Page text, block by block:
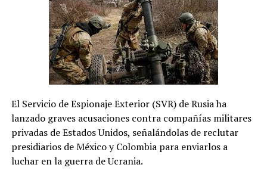
El Servicio de Espionaje Exterior (SVR) de Rusia ha
lanzado graves acusaciones contra compañías militares
privadas de Estados Unidos, señalándolas de reclutar
presidiarios de México y Colombia para enviarlos a
luchar en la guerra de Ucrania.